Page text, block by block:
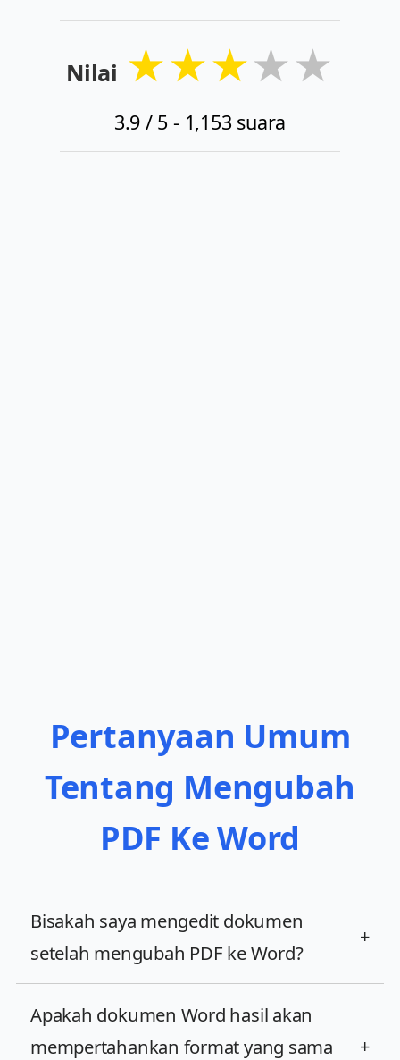
Nilai ★★★★★
3.9 / 5 - 1,153 suara
Pertanyaan Umum
Tentang Mengubah
PDF Ke Word
Bisakah saya mengedit dokumen
setelah mengubah PDF ke Word?
+
Apakah dokumen Word hasil akan
mempertahankan format yang sama
+